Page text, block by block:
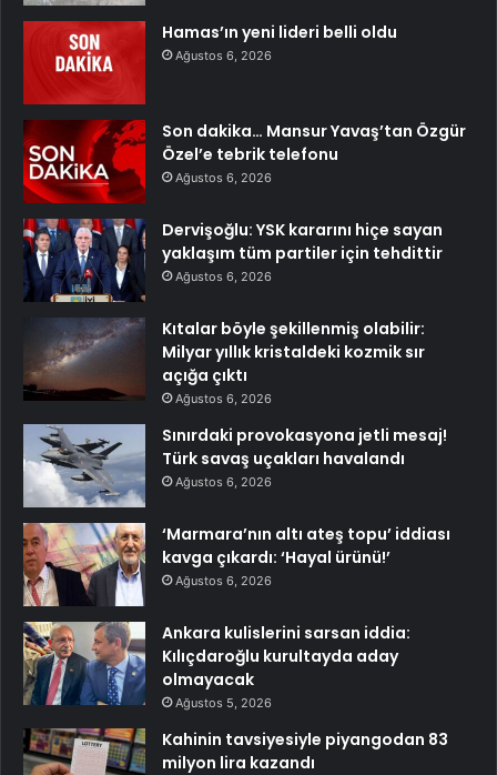
Hamas’ın yeni lideri belli oldu
Ağustos 6, 2026
Son dakika… Mansur Yavaş’tan Özgür
Özel’e tebrik telefonu
Ağustos 6, 2026
Dervişoğlu: YSK kararını hiçe sayan
yaklaşım tüm partiler için tehdittir
Ağustos 6, 2026
Kıtalar böyle şekillenmiş olabilir:
Milyar yıllık kristaldeki kozmik sır
açığa çıktı
Ağustos 6, 2026
Sınırdaki provokasyona jetli mesaj!
Türk savaş uçakları havalandı
Ağustos 6, 2026
‘Marmara’nın altı ateş topu’ iddiası
kavga çıkardı: ‘Hayal ürünü!’
Ağustos 6, 2026
Ankara kulislerini sarsan iddia:
Kılıçdaroğlu kurultayda aday
olmayacak
Ağustos 5, 2026
Kahinin tavsiyesiyle piyangodan 83
milyon lira kazandı